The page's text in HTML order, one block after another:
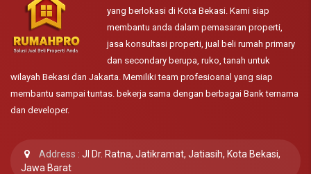
yang berlokasi di Kota Bekasi. Kami siap
membantu anda dalam pemasaran properti,
jasa konsultasi properti, jual beli rumah primary
dan secondary berupa, ruko, tanah untuk
wilayah Bekasi dan Jakarta. Memiliki team profesioanal yang siap
membantu sampai tuntas. bekerja sama dengan berbagai Bank ternama
dan developer.
Address : Jl Dr. Ratna, Jatikramat, Jatiasih, Kota Bekasi,
Jawa Barat